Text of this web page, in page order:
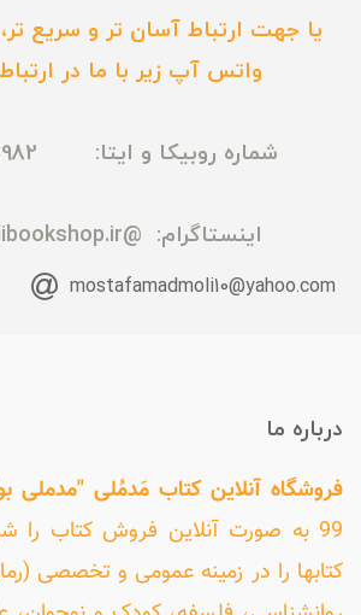
یا جهت ارتباط آسان تر و سریع
واتس آپ زیر با ما در
شماره روبیکا و ایتا: 09165435982
اینستاگرام: @madmolibookshop.ir
mostafamadmoli10@yahoo.com
درباره ما
فروشگاه آنلاین کتاب مَدمُلی
99 به صورت آنلاین فروش کتاب را
کتابها را در زمینه عمومی و تخصصی